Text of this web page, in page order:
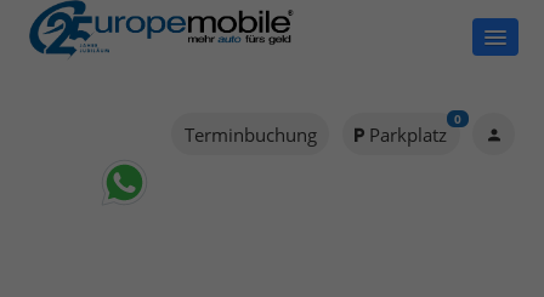
Terminbuchung Parkplatz
0